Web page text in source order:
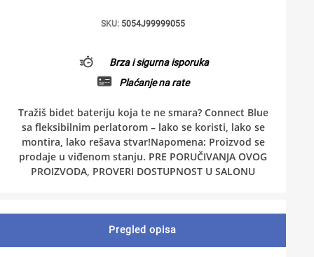
SKU: 5054J99999055
Brza i sigurna isporuka
Plaćanje na rate
Tražiš bidet bateriju koja te ne smara? Connect Blue
sa fleksibilnim perlatorom – lako se koristi, lako se
montira, lako rešava stvar!Napomena: Proizvod se
prodaje u viđenom stanju. PRE PORUČIVANJA OVOG
PROIZVODA, PROVERI DOSTUPNOST U SALONU
Pregled opisa